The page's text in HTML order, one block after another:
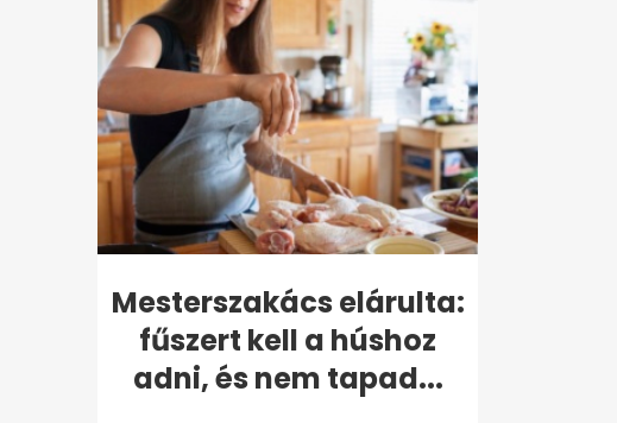
Mesterszakács elárulta:
fűszert kell a húshoz
adni, és nem tapad...